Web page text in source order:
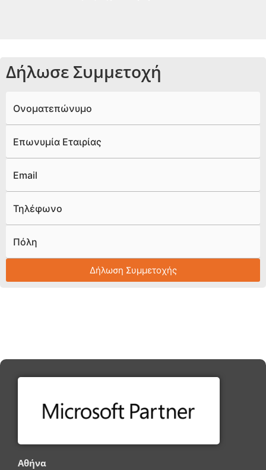
Δήλωσε Συμμετοχή
Ονοματεπώνυμο
Επωνυμία Εταιρίας
Email
Τηλέφωνο
Πόλη
Δήλωση Συμμετοχής
Αθήνα